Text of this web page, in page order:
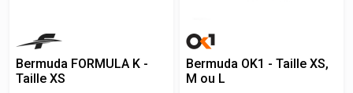
Bermuda FORMULA K -
Taille XS
Bermuda OK1 - Taille XS,
M ou L